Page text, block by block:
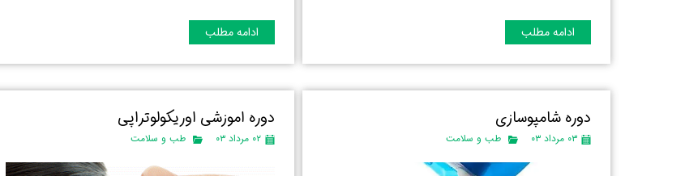
ادامه مطلب ادامه مطلب
دوره شامپوسازی
۰۳ مرداد ۰۳ طب و سلامت
دوره اموزشی اوریکولوتراپی
۰۲ مرداد ۰۳ طب و سلامت